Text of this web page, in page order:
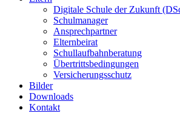
Digitale Schule der Zukunft
Schulmanager
Ansprechpartner
Elternbeirat
Schullaufbahnberatung
Übertrittsbedingungen
Versicherungsschutz
Bilder
Downloads
Kontakt